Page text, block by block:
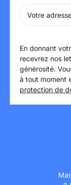
En donnant
recevrez nos
générosité.
à tout moment
protection de